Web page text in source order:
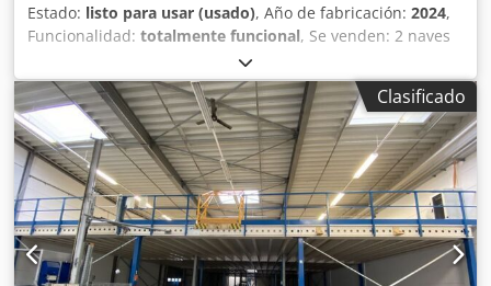
Estado: listo para usar (usado), Año de fabricación: 2024,
Funcionalidad: totalmente funcional, Se venden: 2 naves
industriales tipo hangar, cada una de 120 x 18 metros,
fabricadas por DallGruppen. Precio original de ambas, sin
puertas laterales: 2,4 millones de euros. Altura interior:
aproximadamente 18 metros. Desmontaje por parte del
comprador en Dinamarca (se requiere un camión con
grúa). No son adecuadas para Noruega, Suecia y Finlandia
debido a la nieve, que puede alcanzar los 100 kg/m².
Dkodpfxsy Nnuho Acqer Se ofrece la posibilidad de
inspección. Consulte el vídeo incluido en este anuncio.
Más información y vídeo disponibles bajo petición.
Clasificado